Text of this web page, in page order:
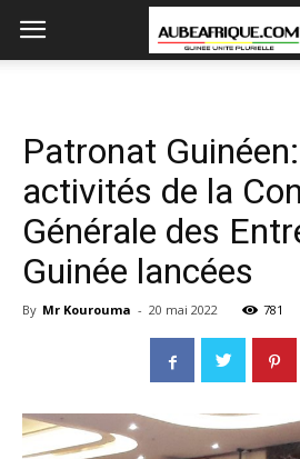
Patronat
activités de la
Générale des
Guinée lancées
By Mr Kourouma - 20 mai 2022 781